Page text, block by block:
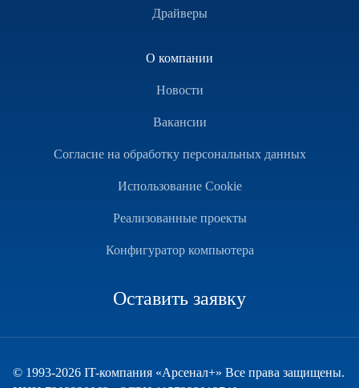
Драйверы
О компании
Новости
Вакансии
Согласие на обработку персональных данных
Использование Cookie
Реализованные проекты
Конфигуратор компьютера
Оставить заявку
© 1993-2026 IT-компания «Арсенал+» Все права защищены.